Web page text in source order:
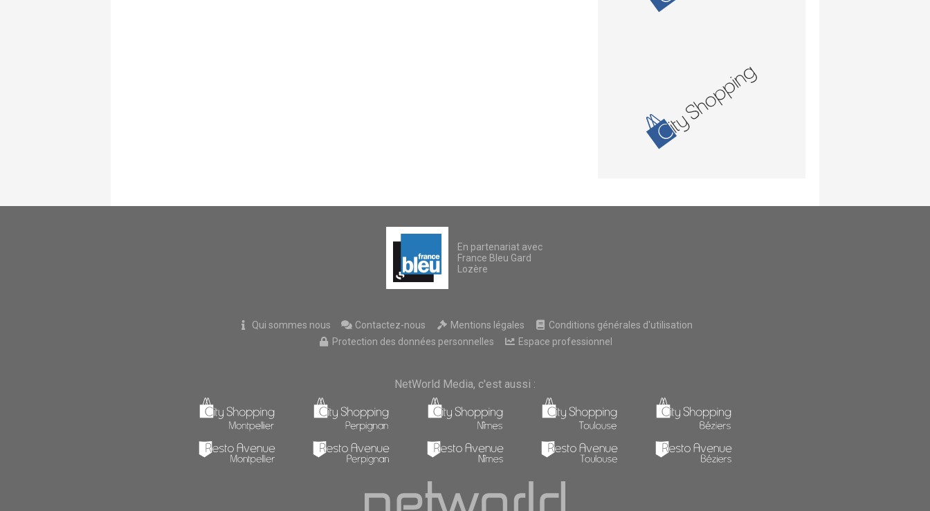
En partenariat avec
France Bleu Gard
Lozère
Qui sommes nous Contactez-nous Mentions légales
Conditions générales d'utilisation
Protection des données personnelles
Espace professionnel
NetWorld Media, c'est aussi :